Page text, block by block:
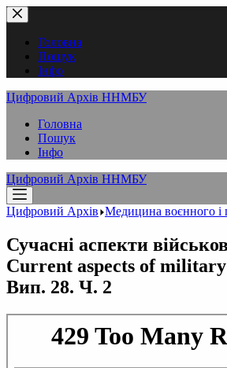
Перейти
до
вмістуГоловна
Пошук
Інфо
Цифровий Архів ННМБУ
Головна
Пошук
Інфо
Цифровий Архів ННМБУ
Цифровий Архів Медицина воєнного і
Сучасні аспекти
Current aspects of
Вип. 28. Ч. 2